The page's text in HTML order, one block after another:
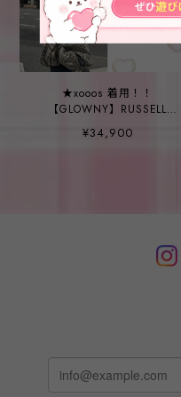
★xooos 着用！！
【GLOWNY】RUSSELL
PLAID BLOUSON (BROWN
PLAID)
¥34,900